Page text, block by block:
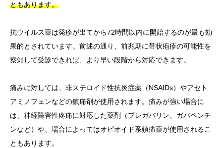
ともあります。
抗ウイルス薬は発疹が出てから72時間以内に開始するのが最も効
果的とされています。前述の通り、前兆期に帯状疱疹の可能性を
察知して受診できれば、より早い段階から対応できます。
痛みに対しては、非ステロイド性抗炎症薬（NSAIDs）やアセト
アミノフェンなどの鎮痛剤が使用されます。痛みが強い場合に
は、神経障害性疼痛に対応した薬剤（プレガバリン、ガバペンチ
ンなど）や、場合によってはオピオイド系鎮痛薬が使用されるこ
ともあります。